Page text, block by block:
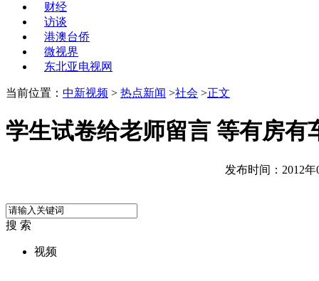
财经
访谈
港澳台侨
微视界
东北亚电视网
当前位置： 中新视频 > 热点新闻 >社会 >正文
学生试卷给老师留言 等有房有
发布时间：2012年
搜 索
视频